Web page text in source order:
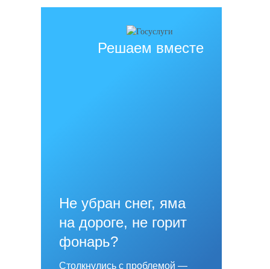
Решаем вместе
Не убран снег, яма
на дороге, не горит
фонарь?
Столкнулись с проблемой —